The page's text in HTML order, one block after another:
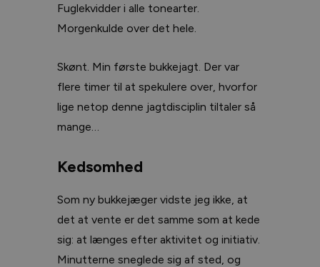
Fuglekvidder i alle tonearter.
Morgenkulde over det hele.
Skønt. Min første bukkejagt. Der var
flere timer til at spekulere over, hvorfor
lige netop denne jagtdisciplin tiltaler så
mange…
Kedsomhed
Som ny bukkejæger vidste jeg ikke, at
det at vente er det samme som at kede
sig: at længes efter aktivitet og initiativ.
Minutterne sneglede sig af sted, og